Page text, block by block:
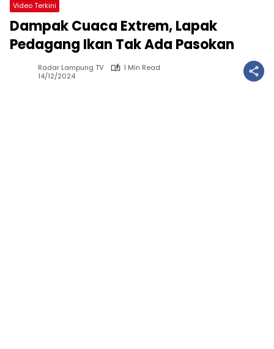
Video Terkini
Dampak Cuaca Extrem, Lapak
Pedagang Ikan Tak Ada Pasokan
Radar Lampung TV
1 Min Read
14/12/2024